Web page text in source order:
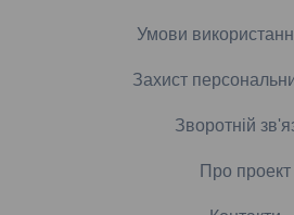
Умови
Захист
Зворотній
Про проект